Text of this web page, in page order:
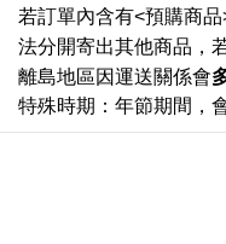
若訂單內含有<預購商
法分開寄出其他商品，
離島地區因運送關係會
特殊時期：年節期間，